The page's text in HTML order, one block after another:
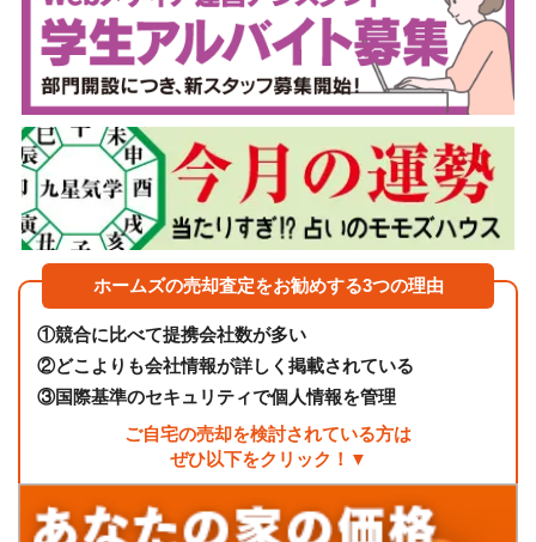
ホームズの売却査定をお勧めする3つの理由
①競合に比べて提携会社数が多い
②どこよりも会社情報が詳しく掲載されている
③国際基準のセキュリティで個人情報を管理
ご自宅の売却を検討されている方は
ぜひ以下をクリック！▼